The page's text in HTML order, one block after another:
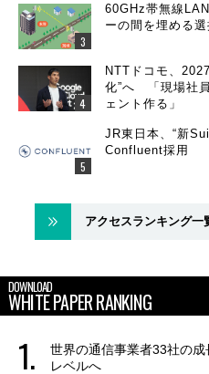
60GHz帯無線
ーの間を埋める選
NTTドコモ、
化”へ 「現場社
ェント作る」
JR東日本、“新
Confluent採用
アクセスランキング一
DOWNLOAD
WHITE PAPER RANKING
世界の通信事業者33社の
レベルへ